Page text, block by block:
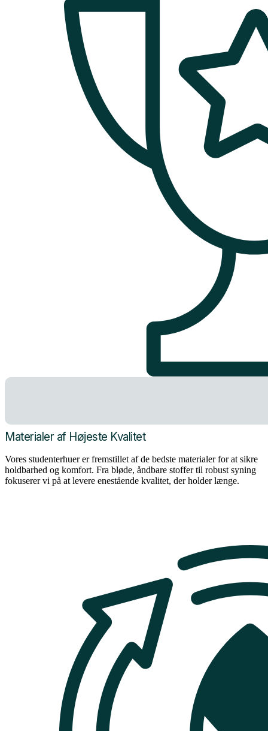
Materialer af Højeste Kvalitet
Vores studenterhuer er fremstillet af de bedste materialer for at sikre
holdbarhed og komfort. Fra bløde, åndbare stoffer til robust syning
fokuserer vi på at levere enestående kvalitet, der holder længe.